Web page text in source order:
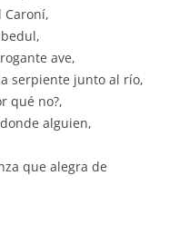
Caroní,
ave,
serpiente junto al río,
qué no?,
alguien,
que alegra de